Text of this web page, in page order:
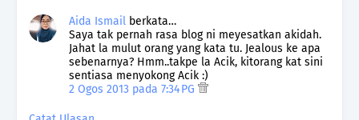
Aida Ismail berkata…
Saya tak pernah rasa blog ni meyesatkan akidah.
Jahat la mulut orang yang kata tu. Jealous ke apa
sebenarnya? Hmm..takpe la Acik, kitorang kat sini
sentiasa menyokong Acik :)
2 Ogos 2013 pada 7:34 PG